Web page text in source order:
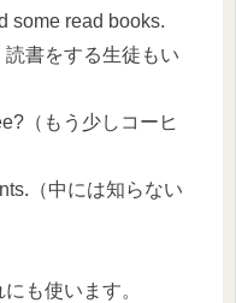
some read books.
読書をする生徒もい
（もう少しコーヒ
（中には知らない
も使います。